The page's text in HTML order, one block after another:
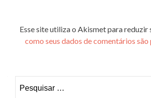
Esse site utiliza o Akismet para reduzir
como seus dados de comentários são
por: